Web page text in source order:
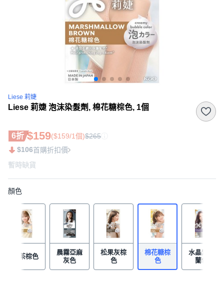
Liese 莉婕
Liese 莉婕 泡沫染髮劑, 棉花糖棕色, 1個
6折 $159($159/1個)$265
$106首購折扣價
暫時缺貨
顏色
奶茶棕色
晨霧亞麻
灰色
松果灰棕
色
棉花糖棕
色
水晶紫羅
蘭色